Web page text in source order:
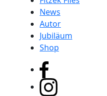
News
Autor
Jubiläum
Shop